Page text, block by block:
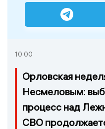
10:00
Орловская
Несмеловым:
процесс над
СВО